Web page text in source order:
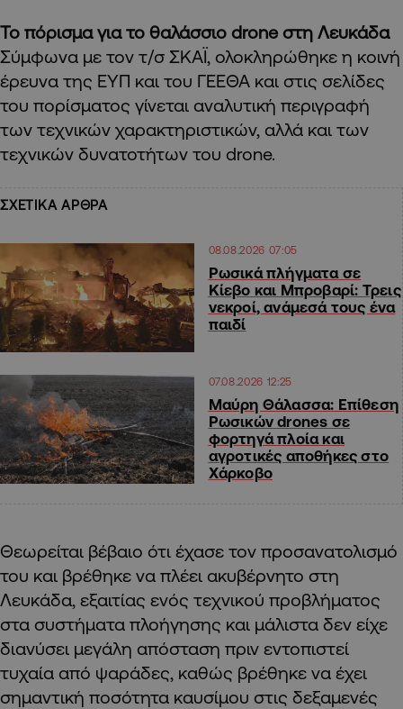
Το πόρισμα για το θαλάσσιο drone στη Λευκάδα
Σύμφωνα με τον τ/σ ΣΚΑΪ, ολοκληρώθηκε η κοινή
έρευνα της ΕΥΠ και του ΓΕΕΘΑ και στις σελίδες
του πορίσματος γίνεται αναλυτική περιγραφή
των τεχνικών χαρακτηριστικών, αλλά και των
τεχνικών δυνατοτήτων του drone.
ΣΧΕΤΙΚΑ ΑΡΘΡΑ
08.08.2026 07:05
Ρωσικά πλήγματα σε
Κίεβο και Μπροβαρί: Τρεις
νεκροί, ανάμεσά τους ένα
παιδί
07.08.2026 12:25
Μαύρη Θάλασσα: Επίθεση
Ρωσικών drones σε
φορτηγά πλοία και
αγροτικές αποθήκες στο
Χάρκοβο
Θεωρείται βέβαιο ότι έχασε τον προσανατολισμό
του και βρέθηκε να πλέει ακυβέρνητο στη
Λευκάδα, εξαιτίας ενός τεχνικού προβλήματος
στα συστήματα πλοήγησης και μάλιστα δεν είχε
διανύσει μεγάλη απόσταση πριν εντοπιστεί
τυχαία από ψαράδες, καθώς βρέθηκε να έχει
σημαντική ποσότητα καυσίμου στις δεξαμενές